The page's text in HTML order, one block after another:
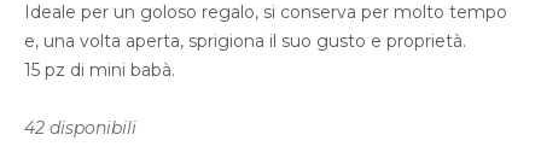
Ideale per un goloso regalo, si conserva per molto tempo
e, una volta aperta, sprigiona il suo gusto e proprietà.
15 pz di mini babà.
42 disponibili